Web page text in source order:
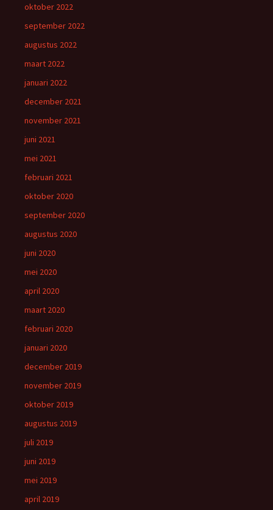
oktober 2022
september 2022
augustus 2022
maart 2022
januari 2022
december 2021
november 2021
juni 2021
mei 2021
februari 2021
oktober 2020
september 2020
augustus 2020
juni 2020
mei 2020
april 2020
maart 2020
februari 2020
januari 2020
december 2019
november 2019
oktober 2019
augustus 2019
juli 2019
juni 2019
mei 2019
april 2019